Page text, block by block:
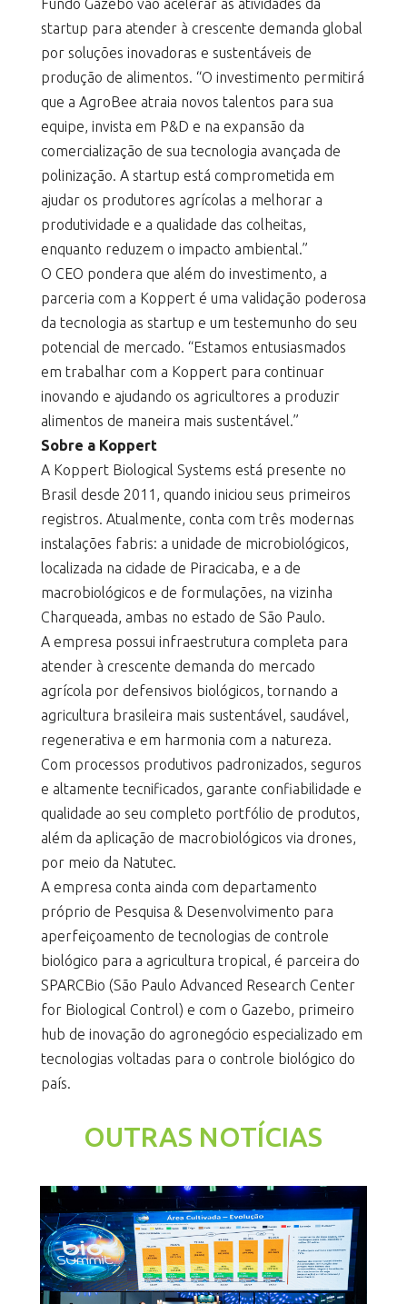
Fundo Gazebo vão acelerar as atividades da
startup para atender à crescente demanda global
por soluções inovadoras e sustentáveis de
produção de alimentos. “O investimento permitirá
que a AgroBee atraia novos talentos para sua
equipe, invista em P&D e na expansão da
comercialização de sua tecnologia avançada de
polinização. A startup está comprometida em
ajudar os produtores agrícolas a melhorar a
produtividade e a qualidade das colheitas,
enquanto reduzem o impacto ambiental.”
O CEO pondera que além do investimento, a
parceria com a Koppert é uma validação poderosa
da tecnologia as startup e um testemunho do seu
potencial de mercado. “Estamos entusiasmados
em trabalhar com a Koppert para continuar
inovando e ajudando os agricultores a produzir
alimentos de maneira mais sustentável.”
Sobre a Koppert
A Koppert Biological Systems está presente no
Brasil desde 2011, quando iniciou seus primeiros
registros. Atualmente, conta com três modernas
instalações fabris: a unidade de microbiológicos,
localizada na cidade de Piracicaba, e a de
macrobiológicos e de formulações, na vizinha
Charqueada, ambas no estado de São Paulo.
A empresa possui infraestrutura completa para
atender à crescente demanda do mercado
agrícola por defensivos biológicos, tornando a
agricultura brasileira mais sustentável, saudável,
regenerativa e em harmonia com a natureza.
Com processos produtivos padronizados, seguros
e altamente tecnificados, garante confiabilidade e
qualidade ao seu completo portfólio de produtos,
além da aplicação de macrobiológicos via drones,
por meio da Natutec.
A empresa conta ainda com departamento
próprio de Pesquisa & Desenvolvimento para
aperfeiçoamento de tecnologias de controle
biológico para a agricultura tropical, é parceira do
SPARCBio (São Paulo Advanced Research Center
for Biological Control) e com o Gazebo, primeiro
hub de inovação do agronegócio especializado em
tecnologias voltadas para o controle biológico do
país.
OUTRAS NOTÍCIAS